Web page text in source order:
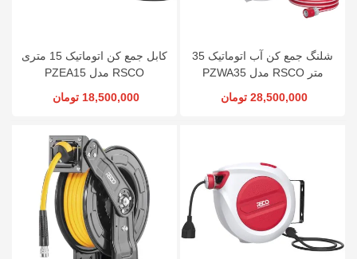
شلنگ جمع کن آب اتوماتیک 35
متر RSCO مدل PZWA35
28,500,000 تومان
کابل جمع کن اتوماتیک 15 متری
RSCO مدل PZEA15
18,500,000 تومان